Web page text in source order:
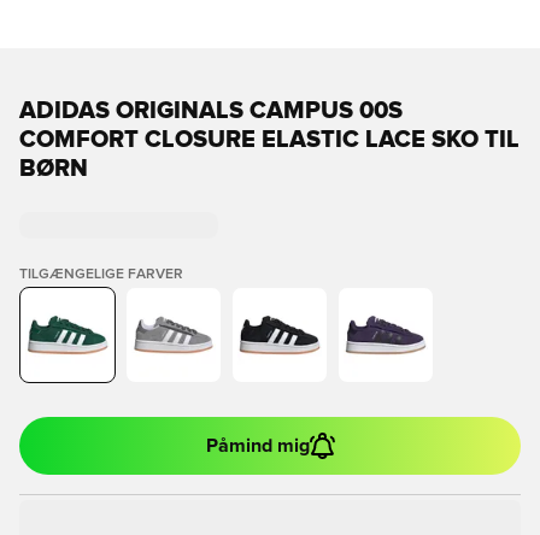
ADIDAS ORIGINALS CAMPUS 00S
COMFORT CLOSURE ELASTIC LACE SKO TIL
BØRN
TILGÆNGELIGE FARVER
Påmind mig